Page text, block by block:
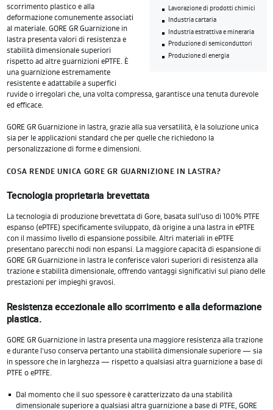
Lavorazione di prodotti chimici
Industria cartaria
Industria estrattiva e mineraria
Produzione di semiconduttori
Produzione di energia
scorrimento plastico e alla
deformazione comunemente associati
al materiale. GORE GR Guarnizione in
lastra presenta valori di resistenza e
stabilità dimensionale superiori
rispetto ad altre guarnizioni ePTFE. È
una guarnizione estremamente
resistente e adattabile a superfici
ruvide o irregolari che, una volta compressa, garantisce una tenuta durevole
ed efficace.
GORE GR Guarnizione in lastra, grazie alla sua versatilità, è la soluzione unica
sia per le applicazioni standard che per quelle che richiedono la
personalizzazione di forme e dimensioni.
COSA RENDE UNICA GORE GR GUARNIZIONE IN LASTRA?
Tecnologia proprietaria brevettata
La tecnologia di produzione brevettata di Gore, basata sull’uso di 100% PTFE
espanso (ePTFE) specificamente sviluppato, dà origine a una lastra in ePTFE
con il massimo livello di espansione possibile. Altri materiali in ePTFE
presentano parecchi nodi non espansi. La maggiore capacità di espansione di
GORE GR Guarnizione in lastra le conferisce valori superiori di resistenza alla
trazione e stabilità dimensionale, offrendo vantaggi significativi sul piano delle
prestazioni per impieghi gravosi.
Resistenza eccezionale allo scorrimento e alla deformazione
plastica.
GORE GR Guarnizione in lastra presenta una maggiore resistenza alla trazione
e durante l'uso conserva pertanto una stabilità dimensionale superiore — sia
in spessore che in larghezza — rispetto a qualsiasi altra guarnizione a base di
PTFE o ePTFE.
Dal momento che il suo spessore è caratterizzato da una stabilità
dimensionale superiore a qualsiasi altra guarnizione a base di PTFE, GORE